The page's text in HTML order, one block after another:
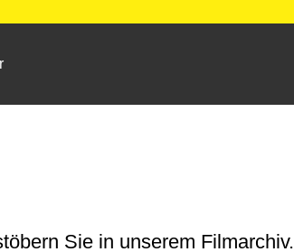
Sie in unserem Filmarchiv.